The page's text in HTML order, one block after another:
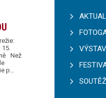
15.
Než
p…